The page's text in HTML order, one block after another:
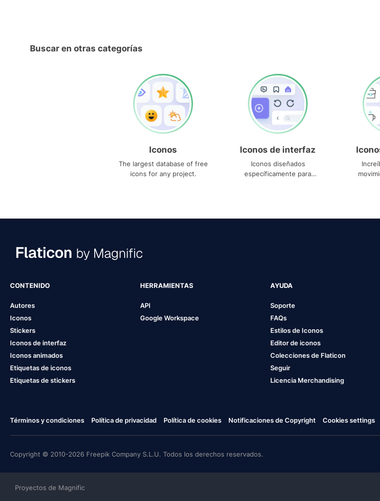
Buscar en otras categorías
Iconos
The largest database of free
icons for any project.
Iconos de interfaz
Iconos diseñados
específicamente para
CONTENIDO
Autores
Iconos
Stickers
Iconos de interfaz
Iconos animados
Etiquetas de iconos
Etiquetas de stickers
HERRAMIENTAS
API
Google Workspace
AYUDA
Soporte
FAQs
Estilos de Iconos
Editor de iconos
Colecciones de Flaticon
Seguir
Licencia Merchandising
Términos y condiciones Política de privacidad Política de cookies Notificaciones de Copyright Cookies settings
Copyright © 2010-2026 Freepik Company S.L.U. Todos los derechos reservados.
Proyectos de Magnific